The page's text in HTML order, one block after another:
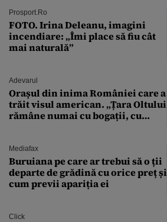
Prosport.ro
FOTO. Irina Deleanu, imagini
incendiare: „Îmi place să fiu cât
mai naturală”
Adevarul
Orașul din inima României care a
trăit visul american. „Țara Oltului
rămâne numai cu bogații, cu
Mediafax
Buruiana pe care ar trebui să o ții
departe de grădină cu orice preț și
cum previi apariția ei
Click